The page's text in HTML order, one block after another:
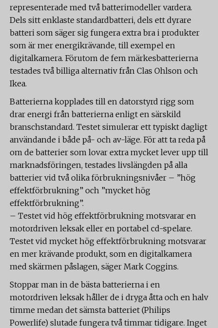
representerade med två batterimodeller vardera.
Dels sitt enklaste standardbatteri, dels ett dyrare
batteri som säger sig fungera extra bra i produkter
som är mer energikrävande, till exempel en
digitalkamera. Förutom de fem märkesbatterierna
testades två billiga alternativ från Clas Ohlson och
Ikea.
Batterierna kopplades till en datorstyrd rigg som
drar energi från batterierna enligt en särskild
branschstandard. Testet simulerar ett typiskt dagligt
användande i både på- och av-läge. För att ta reda på
om de batterier som lovar extra mycket lever upp till
marknadsföringen, testades livslängden på alla
batterier vid två olika förbrukningsnivåer – ”hög
effektförbrukning” och ”mycket hög
effektförbrukning”.
– Testet vid hög effektförbrukning motsvarar en
motordriven leksak eller en portabel cd-spelare.
Testet vid mycket hög effektförbrukning motsvarar
en mer krävande produkt, som en digitalkamera
med skärmen påslagen, säger Mark Coggins.
Stoppar man in de bästa batterierna i en
motordriven leksak håller de i dryga åtta och en halv
timme medan det sämsta batteriet (Philips
Powerlife) slutade fungera två timmar tidigare. Inget